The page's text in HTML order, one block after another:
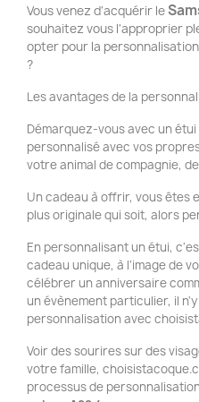
Vous venez d'acquérir le
souhaitez vous l'approprier
opter pour la
?
Les avantages de la
Démarquez-vous avec un
personnalisé avec vos
votre animal de compagnie,
Un cadeau à offrir, vous êtes
plus originale qui soit, alors
En personnalisant un étui,
cadeau unique, à l'image de
célébrer un anniversaire
un évènement particulier, il
personnalisation avec
Voir des sourires sur des
votre famille,
processus de